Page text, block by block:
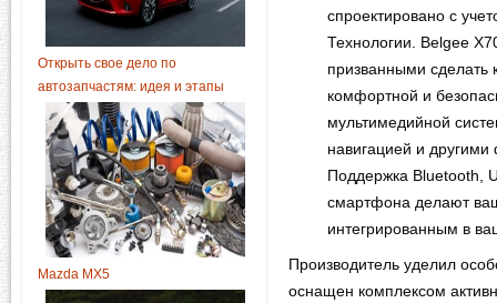
Открыть свое дело по
автозапчастям: идея и этапы
Mazda MX5
спроектировано с
Технологии. Belgee
призванными сделать
комфортной и
мультимедийной
навигацией и
Поддержка Bluetooth,
смартфона делают
интегрированным в
Производитель уделил
оснащен комплексом